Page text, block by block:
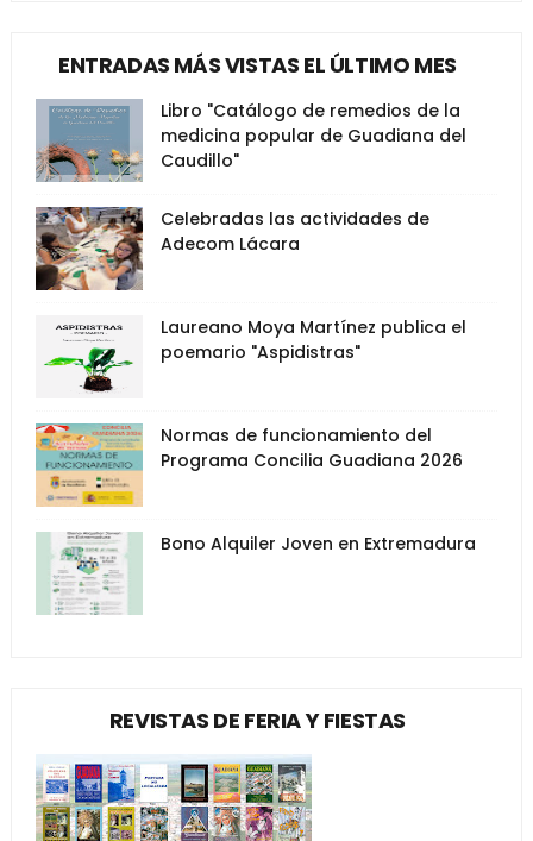
ENTRADAS MÁS VISTAS EL ÚLTIMO MES
Libro "Catálogo de remedios de la
medicina popular de Guadiana del
Caudillo"
Celebradas las actividades de
Adecom Lácara
Laureano Moya Martínez publica el
poemario "Aspidistras"
Normas de funcionamiento del
Programa Concilia Guadiana 2026
Bono Alquiler Joven en Extremadura
REVISTAS DE FERIA Y FIESTAS